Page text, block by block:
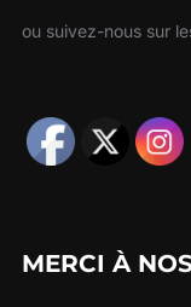
ou suivez-nous sur
MERCI À